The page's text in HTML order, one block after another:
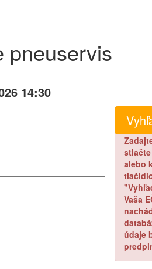
pneuservis
14:30
stlačte
alebo
Vaša
údaje